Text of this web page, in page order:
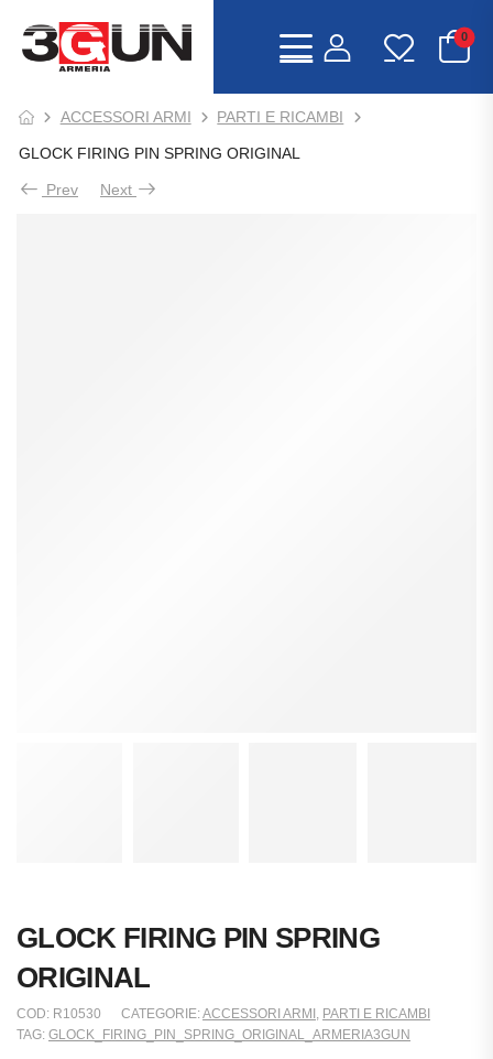
0
ACCESSORI ARMI PARTI E RICAMBI
GLOCK FIRING PIN SPRING ORIGINAL
Prev Next
GLOCK FIRING PIN SPRING
ORIGINAL
COD: R10530 CATEGORIE:ACCESSORI ARMI , PARTI E RICAMBI
TAG: GLOCK_FIRING_PIN_SPRING_ORIGINAL_ARMERIA3GUN